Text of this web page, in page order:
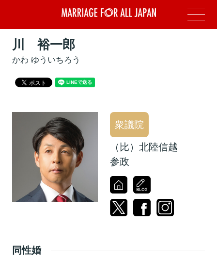
川 裕一郎
かわ ゆういちろう
衆議院
（比）北陸信越
参政
同性婚